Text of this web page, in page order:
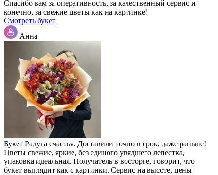
Спасибо вам за оперативность, за качественный сервис и
конечно, за свежие цветы как на картинке!
Смотреть букет
Анна
Букет Радуга счастья. Доставили точно в срок, даже раньше!
Цветы свежие, яркие, без единого увядшего лепестка,
упаковка идеальная. Получатель в восторге, говорит, что
букет выглядит как с картинки. Сервис на высоте, цены